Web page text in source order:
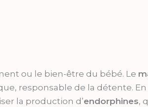
ou le bien-être du bébé. Le
responsable de la détente.
la production d’endorphines,